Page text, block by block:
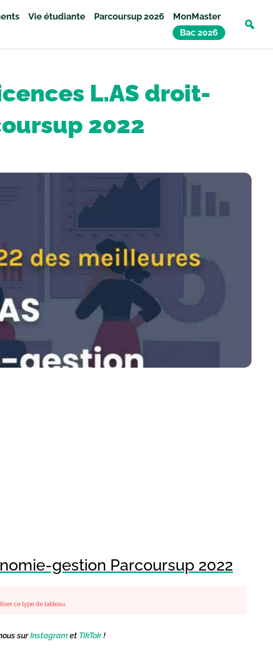
Vie étudiante Parcoursup 2026
MonMaster
Bac 2026
L.AS droit-
2022
gestion Parcoursup 2022
ce type de tableau.
surInstagram et TikTok !